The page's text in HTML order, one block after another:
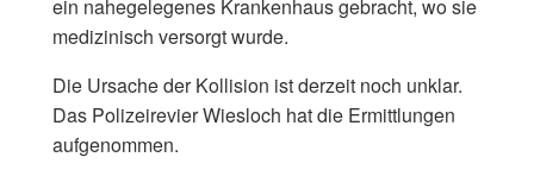
ein nahegelegenes Krankenhaus gebracht, wo sie
medizinisch versorgt wurde.
Die Ursache der Kollision ist derzeit noch unklar.
Das Polizeirevier Wiesloch hat die Ermittlungen
aufgenommen.